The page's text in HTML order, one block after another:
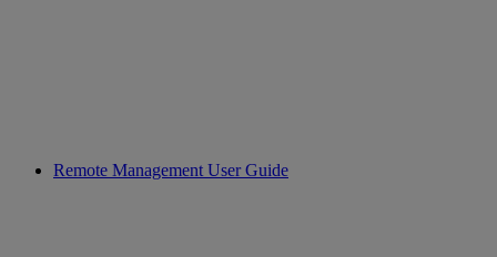
Remote Management User Guide